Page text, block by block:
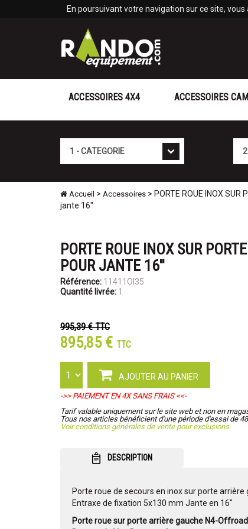
En poursuivant votre navigation sur ce site,
ACCESSOIRES 4X4 ACCESSOIRES
Accueil > Accessoires > PORTE ROUE INOX
jante 16''
PORTE ROUE INOX SUR
POUR JANTE 16''
Référence: 11411OI35
Quantité livrée: 1
995,39 €TTC
895,85 € TTC
AJOUTER AU PANIER
->> PAIEMENT EN 4X SANS FRAIS <<-
Tarif valable uniquement sur le site web et non en
Tous nos articles bénéficient d'une période d'essai de
Voir conditions générales de vente pour exclusions.
DESCRIPTION
Porte roue de secours en inox sur porte
Entraxe de fixation 5x130 mm Jante en 16"
Porte roue sur porte arrière gauche N4-
Panneau de gestion des cookies